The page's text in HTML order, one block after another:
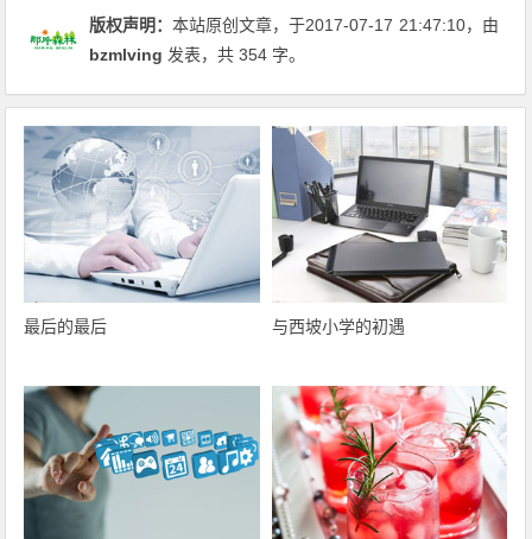
版权声明：本站原创文章，于2017-07-17 21:47:10，由
bzmlving 发表，共 354 字。
最后的最后 与西坡小学的初遇